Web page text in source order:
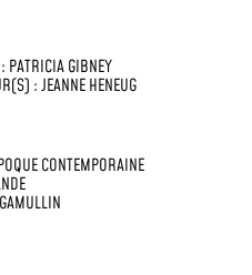
PATRICIA GIBNEY
:JEANNE HENEUG
CONTEMPORAINE